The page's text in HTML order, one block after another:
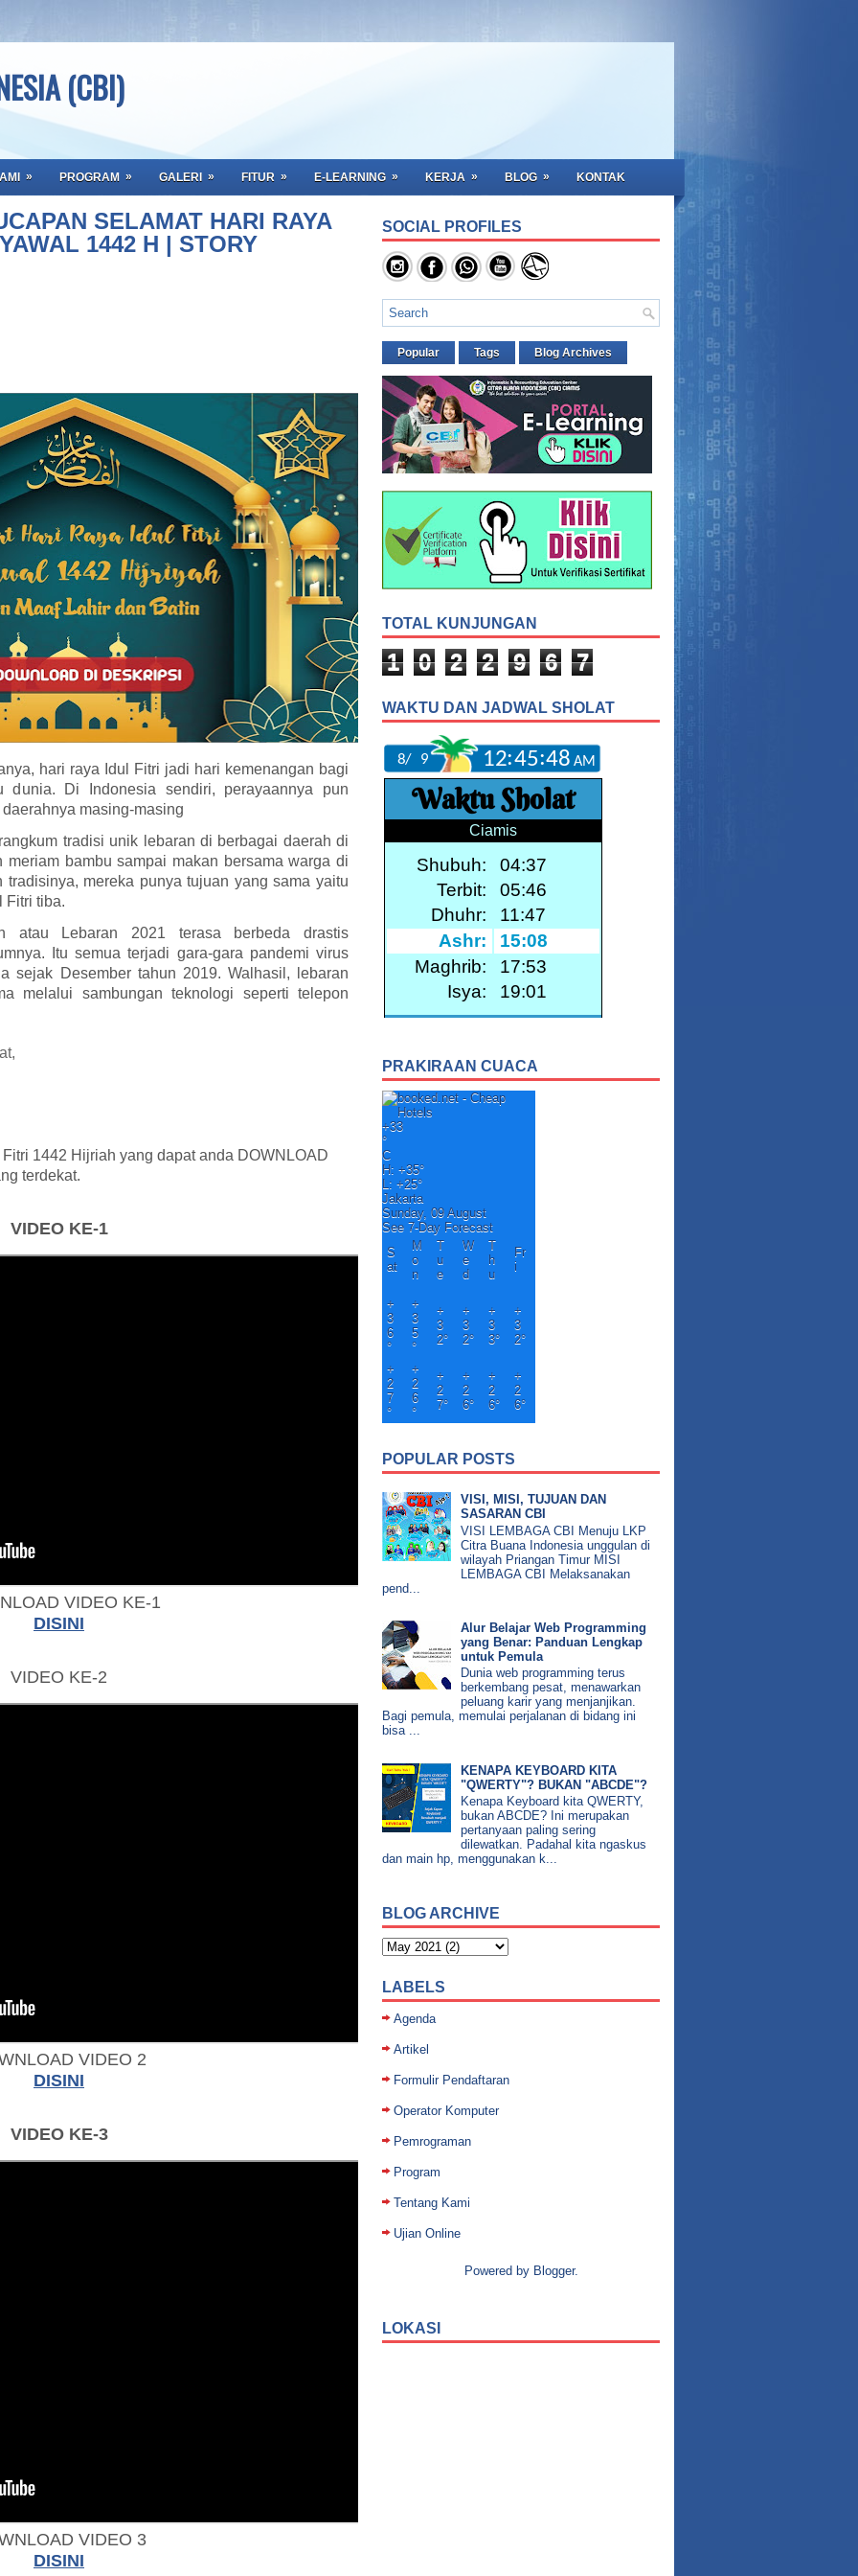
(CBI)
» PROGRAM » GALERI » FITUR » E-LEARNING » KERJA » BLOG » KONTAK
SELAMAT HARI RAYA
1442 H | STORY
hari raya Idul Fitri jadi hari kemenangan bagi
dunia. Di Indonesia sendiri, perayaannya pun
masing-masing
tradisi unik lebaran di berbagai daerah di
bambu sampai makan bersama warga di
mereka punya tujuan yang sama yaitu
Fitri tiba.
atau Lebaran 2021 terasa berbeda drastis
Itu semua terjadi gara-gara pandemi virus
sejak Desember tahun 2019. Walhasil, lebaran
melalui sambungan teknologi seperti telepon
1442 Hijriah yang dapat anda DOWNLOAD
terdekat.
VIDEO KE-1
VIDEO KE-1
DISINI
VIDEO KE-2
VIDEO 2
DISINI
VIDEO KE-3
VIDEO 3
DISINI
SOCIAL PROFILES
Popular Tags Blog Archives
TOTAL KUNJUNGAN
1 0 2 2 9 6 7
WAKTU DAN JADWAL SHOLAT
PRAKIRAAN CUACA
+33
°
C
H: +35°
L: +25°
Jakarta
Sunday, 09 August
See 7-Day Forecast
S
at
M
o
n
T
u
e
W
e
d
T
h
u
Fr
i
+
3
6
°
+
3
5
°
+
3
2°
+
3
2°
+
3
3°
+
3
2°
+
2
7
°
+
2
6
°
+
2
7°
+
2
6°
+
2
6°
+
2
6°
POPULAR POSTS
VISI, MISI, TUJUAN DAN
SASARAN CBI
VISI LEMBAGA CBI Menuju LKP
Citra Buana Indonesia unggulan di
wilayah Priangan Timur MISI
LEMBAGA CBI Melaksanakan
pend...
Alur Belajar Web Programming
yang Benar: Panduan Lengkap
untuk Pemula
Dunia web programming terus
berkembang pesat, menawarkan
peluang karir yang menjanjikan.
Bagi pemula, memulai perjalanan di bidang ini
bisa ...
KENAPA KEYBOARD KITA
"QWERTY"? BUKAN "ABCDE"?
Kenapa Keyboard kita QWERTY,
bukan ABCDE? Ini merupakan
pertanyaan paling sering
dilewatkan. Padahal kita ngaskus
dan main hp, menggunakan k...
BLOG ARCHIVE
LABELS
Agenda
Artikel
Formulir Pendaftaran
Operator Komputer
Pemrograman
Program
Tentang Kami
Ujian Online
Powered by Blogger.
LOKASI